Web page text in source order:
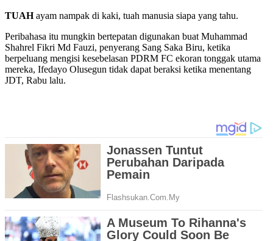
TUAHayam nampak di kaki, tuah manusia siapa yang tahu.
Peribahasa itu mungkin bertepatan digunakan buat Muhammad
Shahrel Fikri Md Fauzi, penyerang Sang Saka Biru, ketika
berpeluang mengisi kesebelasan PDRM FC ekoran tonggak utama
mereka, Ifedayo Olusegun tidak dapat beraksi ketika menentang
JDT, Rabu lalu.